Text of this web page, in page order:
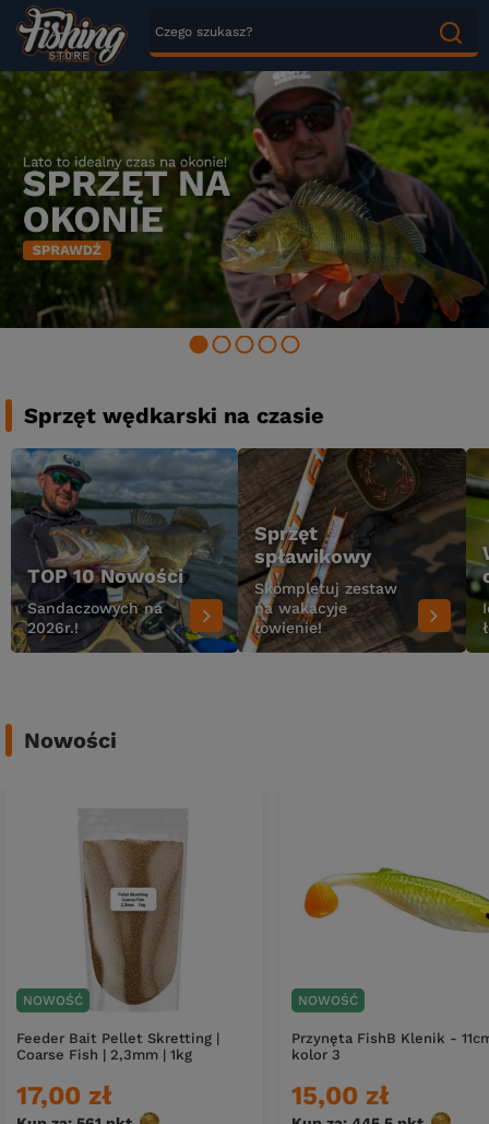
Sprzęt wędkarski na czasie
TOP 10 Nowości
Sandaczowych na
2026r.!
Sprzęt
spławikowy
Skompletuj zestaw
na wakacyje
łowienie!
Nowości
NOWOŚĆ
Feeder Bait Pellet Skretting |
Coarse Fish | 2,3mm | 1kg
17,00 zł
NOWOŚĆ
Przynęta FishB Klenik -
kolor 3
15,00 zł